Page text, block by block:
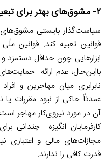
۲- مشوق‌های بهتر برای تبعیت از قانون
سیاست‌گذار بایستی مشوق‌های
قوانین تعبیه کند. قوانین
ابزارهایی چون حداقل دستمزد
بااین‌حال، عدم ارائه
نابرابری میان مهاجرین و
عمدتاً حاکی از نبود مقررات
آن در مورد نیروی‌کار مهاجر
کارفرمایان انگیزه چندانی
مجازات‌های مالی و اعتباری
قدرت کافی را ندارند.